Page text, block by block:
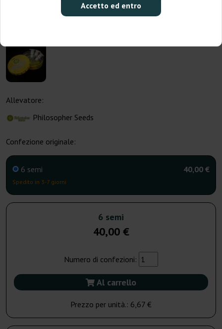
Accetto ed entro
Allevatore:
Philosopher Seeds
Confezione originale:
6 semi
Spedito in 3-7 giorni
40,00 €
6 semi
40,00 €
Numero di confezioni:
Al carrello
Prezzo per unità.: 6,67 €